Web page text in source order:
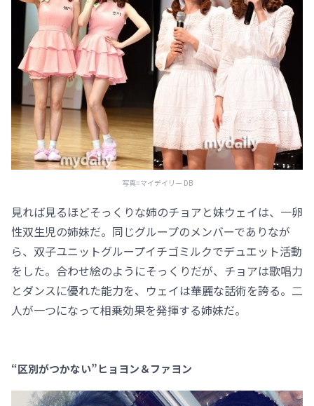
写真=マイデイリー DB
見れば見るほどそっくりな姉のチョアと妹ウェイは、一卵
性双生児の姉妹だ。同じグループのメンバーでありなが
ら、双子ユニットグループイチゴミルクでデュエット活動
をした。合わせ絵のようにそっくりだが、チョアは歌唱力
とダンスに優れた能力を、ウェイは華麗な話術を誇る。二
人が一つになって相乗効果を発揮する姉妹だ。
“区別がつかない”ヒョヨン＆ファヨン